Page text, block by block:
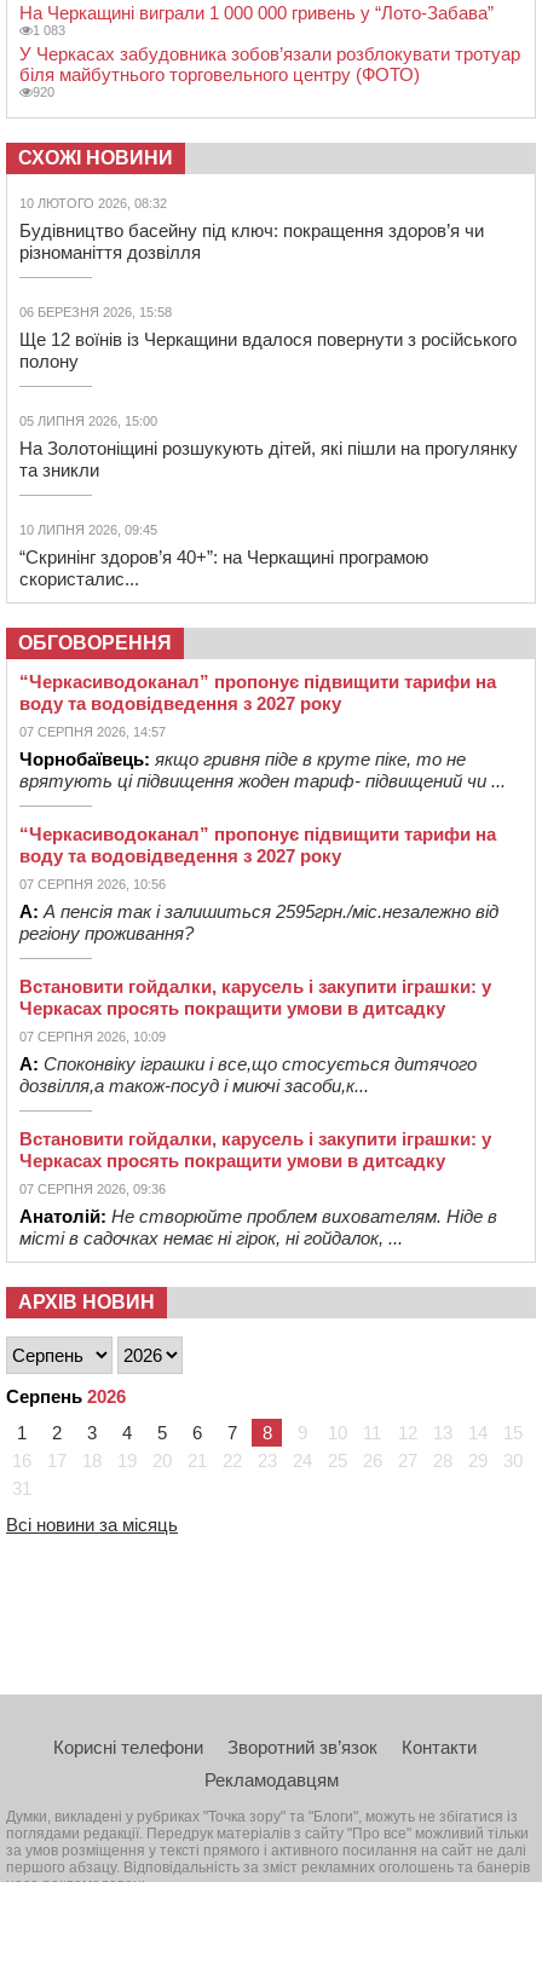
На Черкащині виграли 1 000 000 гривень у “Лото-Забава”
1 083
У Черкасах забудовника зобов’язали розблокувати тротуар
біля майбутнього торговельного центру (ФОТО)
920
СХОЖІ НОВИНИ
10 ЛЮТОГО 2026, 08:32
Будівництво басейну під ключ: покращення здоров’я чи
різноманіття дозвілля
06 БЕРЕЗНЯ 2026, 15:58
Ще 12 воїнів із Черкащини вдалося повернути з російського
полону
05 ЛИПНЯ 2026, 15:00
На Золотоніщині розшукують дітей, які пішли на прогулянку
та зникли
10 ЛИПНЯ 2026, 09:45
“Скринінг здоров’я 40+”: на Черкащині програмою
скористалис...
ОБГОВОРЕННЯ
“Черкасиводоканал” пропонує підвищити тарифи на
воду та водовідведення з 2027 року
07 СЕРПНЯ 2026, 14:57
Чорнобаївець: якщо гривня піде в круте піке, то не
врятують ці підвищення жоден тариф- підвищений чи ...
“Черкасиводоканал” пропонує підвищити тарифи на
воду та водовідведення з 2027 року
07 СЕРПНЯ 2026, 10:56
А: А пенсія так і залишиться 2595грн./міс.незалежно від
регіону проживання?
Встановити гойдалки, карусель і закупити іграшки: у
Черкасах просять покращити умови в дитсадку
07 СЕРПНЯ 2026, 10:09
А: Споконвіку іграшки і все,що стосується дитячого
дозвілля,а також-посуд і миючі засоби,к...
Встановити гойдалки, карусель і закупити іграшки: у
Черкасах просять покращити умови в дитсадку
07 СЕРПНЯ 2026, 09:36
Анатолій: Не створюйте проблем вихователям. Ніде в
місті в садочках немає ні гірок, ні гойдалок, ...
АРХІВ НОВИН
Серпень 2026
1
2 3 4 5 6 7 8 9 10 11 12 13 14
15
16
17 18 19 20 21 22 23 24 25 26 27 28 29
30
31
Всі новини за місяць
Корисні телефони Зворотний зв’язок
Контакти
Рекламодавцям
Думки, викладені у рубриках "Точка зору" та "Блоги", можуть не збігатися із
поглядами редакції. Передрук матеріалів з сайту "Про все" можливий тільки
за умов розміщення у тексті прямого і активного посилання на сайт не далі
першого абзацу. Відповідальність за зміст рекламних оголошень та банерів
несе рекламодавець